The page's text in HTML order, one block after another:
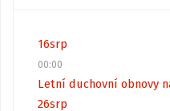
16srp
00:00
Letní duchovní obnovy
26srp